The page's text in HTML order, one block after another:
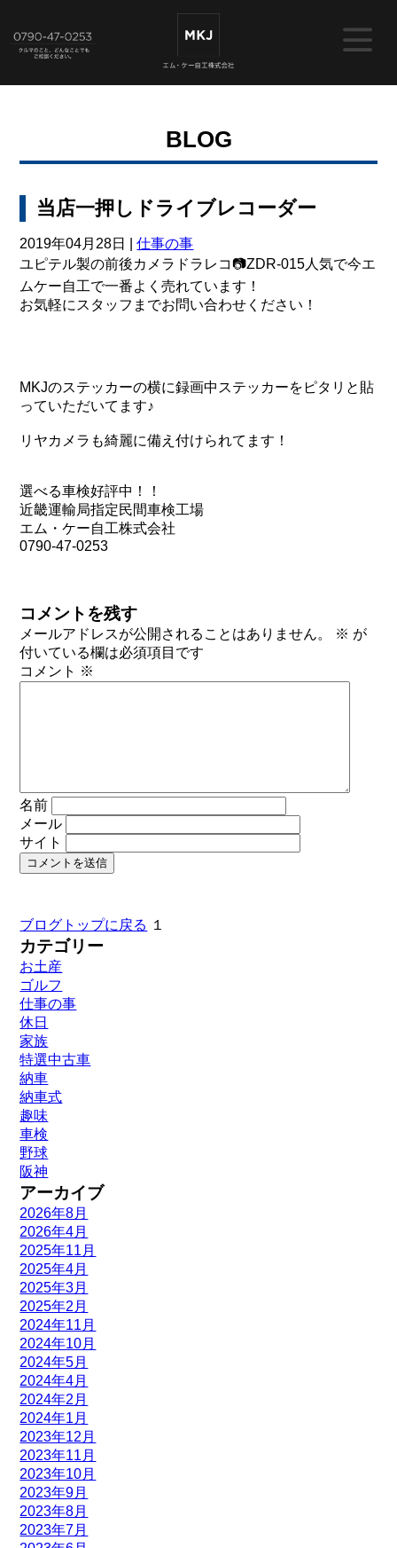
BLOG
当店一押しドライブレコーダー
2019年04月28日 |仕事の事
ユピテル製の前後カメラドラレコ📷ZDR-015人気で今エ
ムケー自工で一番よく売れています！
お気軽にスタッフまでお問い合わせください！
MKJのステッカーの横に録画中ステッカーをピタリと貼
っていただいてます♪
リヤカメラも綺麗に備え付けられてます！
選べる車検好評中！！
近畿運輸局指定民間車検工場
エム・ケー自工株式会社
0790-47-0253
コメントを残す
メールアドレスが公開されることはありません。 ※ が
付いている欄は必須項目です
コメント ※
名前
メール
サイト
ブログトップに戻る １
カテゴリー
お土産
ゴルフ
仕事の事
休日
家族
特選中古車
納車
納車式
趣味
車検
野球
阪神
アーカイブ
2026年8月
2026年4月
2025年11月
2025年4月
2025年3月
2025年2月
2024年11月
2024年10月
2024年5月
2024年4月
2024年2月
2024年1月
2023年12月
2023年11月
2023年10月
2023年9月
2023年8月
2023年7月